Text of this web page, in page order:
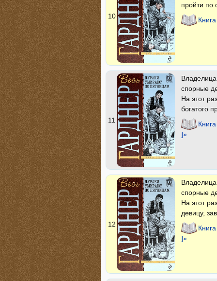
10
пройти по
11
спорные
На этот
богатого
]»
12
спорные
На этот
девицу,
]»